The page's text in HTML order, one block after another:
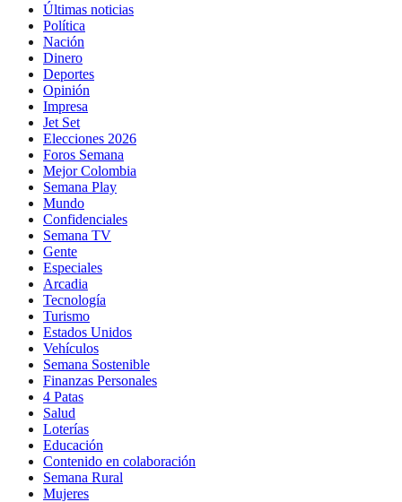
Últimas noticias
Política
Nación
Dinero
Deportes
Opinión
Impresa
Jet Set
Elecciones 2026
Foros Semana
Mejor Colombia
Semana Play
Mundo
Confidenciales
Semana TV
Gente
Especiales
Arcadia
Tecnología
Turismo
Estados Unidos
Vehículos
Semana Sostenible
Finanzas Personales
4 Patas
Salud
Loterías
Educación
Contenido en colaboración
Semana Rural
Mujeres